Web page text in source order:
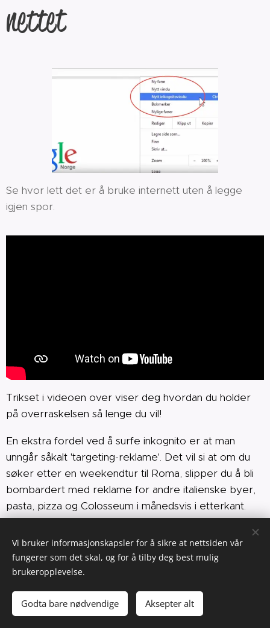
nettet
Se hvor lett det er å bruke internett uten å legge
igjen spor.
Trikset i videoen over viser deg hvordan du holder
på overraskelsen så lenge du vil!
En ekstra fordel ved å surfe inkognito er at man
unngår såkalt 'targeting-reklame'. Det vil si at om du
søker etter en weekendtur til Roma, slipper du å bli
bombardert med reklame for andre italienske byer,
pasta, pizza og Colosseum i månedsvis i etterkant.
Hvorfor:Det du gjør på nett blir ikke lagret i
søkeloggen eller netthistorikken din. Selv om andre
har tilgang til samme maskin som deg, vil de ikke
kunne se hvilke sider du har besøkt.
Vi bruker informasjonskapsler for å sikre at nettsiden vår
fungerer som det skal, og for å tilby deg best mulig
brukeropplevelse.
Godta bare nødvendige Aksepter alt